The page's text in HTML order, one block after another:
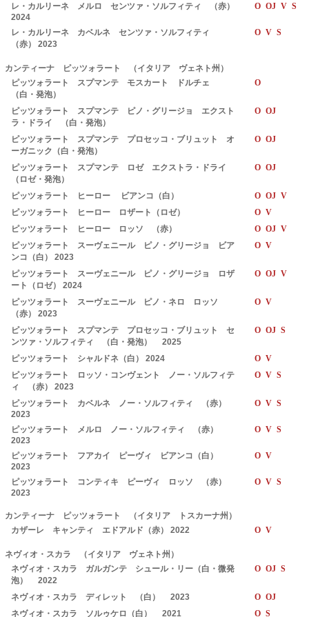
レ・カルリーネ メルロ センツァ・ソルフィティ （赤）
2024
O OJ V S
レ・カルリーネ カベルネ センツァ・ソルフィティ
（赤） 2023
O V S
カンティーナ ピッツォラート （イタリア ヴェネト州）
ピッツォラート スプマンテ モスカート ドルチェ
（白・発泡）
O
ピッツォラート スプマンテ ピノ・グリージョ エクスト
ラ・ドライ （白・発泡）
O OJ
ピッツォラート スプマンテ プロセッコ・ブリュット オ
ーガニック（白・発泡）
O OJ
ピッツォラート スプマンテ ロゼ エクストラ・ドライ
（ロゼ・発泡）
O OJ
ピッツォラート ヒーロー ビアンコ（白）
O OJ V
ピッツォラート ヒーロー ロザート（ロゼ）
O V
ピッツォラート ヒーロー ロッソ （赤）
O OJ V
ピッツォラート スーヴェニール ピノ・グリージョ ビア
ンコ（白） 2023
O V
ピッツォラート スーヴェニール ピノ・グリージョ ロザ
ート（ロゼ） 2024
O OJ V
ピッツォラート スーヴェニール ピノ・ネロ ロッソ
（赤） 2023
O V
ピッツォラート スプマンテ プロセッコ・ブリュット セ
ンツァ・ソルフィティ （白・発泡） 2025
O OJ S
ピッツォラート シャルドネ（白） 2024
O V
ピッツォラート ロッソ・コンヴェント ノー・ソルフィテ
ィ （赤） 2023
O V S
ピッツォラート カベルネ ノー・ソルフィティ （赤）
2023
O V S
ピッツォラート メルロ ノー・ソルフィティ （赤）
2023
O V S
ピッツォラート フアカイ ピーヴィ ビアンコ（白）
2023
O V
ピッツォラート コンティキ ピーヴィ ロッソ （赤）
2023
O V S
カンティーナ ピッツォラート （イタリア トスカーナ州）
カザーレ キャンティ エドアルド（赤） 2022 O V
ネヴィオ・スカラ （イタリア ヴェネト州）
ネヴィオ・スカラ ガルガンテ シュール・リー（白・微発
泡） 2022
O OJ S
ネヴィオ・スカラ ディレット （白） 2023
O OJ
ネヴィオ・スカラ ソルゥケロ（白） 2021
O S